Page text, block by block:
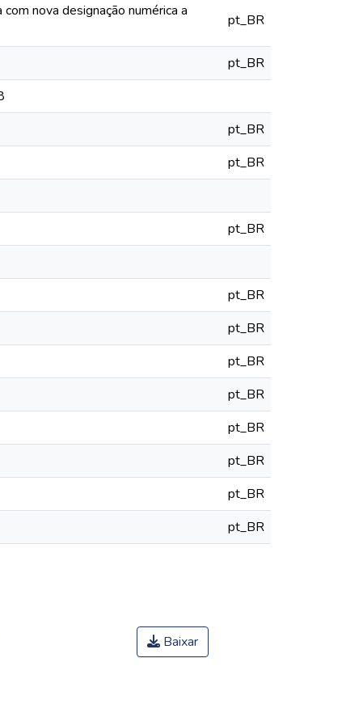
nova designação numérica a
pt_BR
pt_BR
pt_BR
pt_BR
pt_BR
pt_BR
pt_BR
pt_BR
pt_BR
pt_BR
pt_BR
pt_BR
pt_BR
Baixar